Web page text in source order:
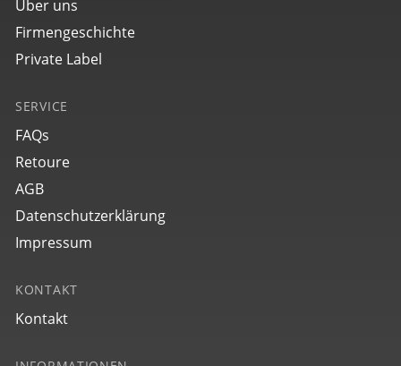
Über uns
Firmengeschichte
Private Label
SERVICE
FAQs
Retoure
AGB
Datenschutzerklärung
Impressum
KONTAKT
Kontakt